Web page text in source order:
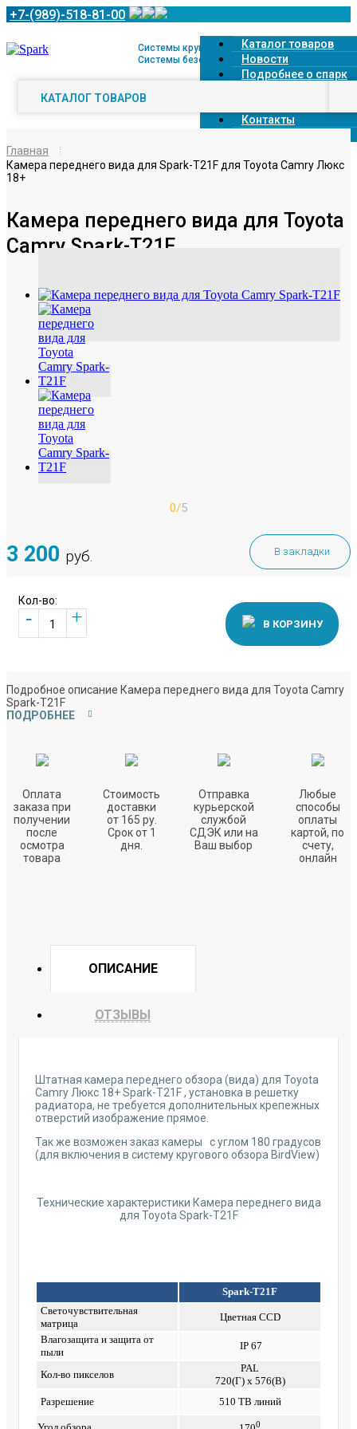
+7-(989)-518-81-00
Системы кругового обзора 360° и
Системы безопасной парковки
Каталог товаров
Новости
Подробнее о спарк
Контакты
КАТАЛОГ ТОВАРОВ
Главная
Камера переднего вида для Spark-T21F для Toyota Camry Люкс
18+
Камера переднего вида для Toyota
Camry Spark-T21F
0/5
3 200 руб. В закладки
Кол-во:
- + В КОРЗИНУ
Подробное описание Камера переднего вида для Toyota Camry
Spark-T21F
ПОДРОБНЕЕ
Оплата
заказа при
получении
после
осмотра
товара
Стоимость
доставки
от 165 ру.
Срок от 1
дня.
Отправка
курьерской
службой
СДЭК или на
Ваш выбор
Любые
способы
оплаты
картой, по
счету,
онлайн
ОПИСАНИЕ
ОТЗЫВЫ
Штатная камера переднего обзора (вида) для Toyota
Camry Люкс 18+ Spark-T21F , установка в решетку
радиатора, не требуется дополнительных крепежных
отверстий изображение прямое.
Так же возможен заказ камеры с углом 180 градусов
(для включения в систему кругового обзора BirdView)
Технические характеристики Камера переднего вида
для Toyota Spark-T21F
Spark-T21F
Светочувствительная
матрица
Цветная CCD
Влагозащита и защита от
пыли
IP 67
Кол-во пикселов
PAL
720(Г) x 576(В)
Разрешение
510 ТВ линий
0